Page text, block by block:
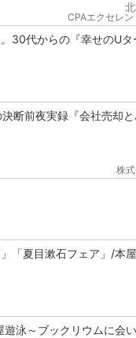
CPAエクセレ
30代からの『幸せのU
断前夜実録『会社売却と
株
「夏目漱石フェア」/本
泳～ブックリウムに会